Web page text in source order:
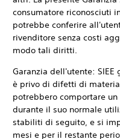
consumatore riconosciuti
potrebbe conferire
rivenditore senza costi
modo tali diritti.
Garanzia dell'utente:
è privo di difetti di
potrebbero comportare
durante il suo normale
stabiliti di seguito, e si
mesi e per il restante